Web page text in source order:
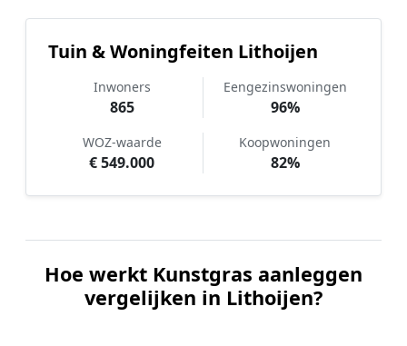
Tuin & Woningfeiten Lithoijen
Inwoners
865
Eengezinswoningen
96%
WOZ-waarde
€ 549.000
Koopwoningen
82%
Hoe werkt Kunstgras aanleggen
vergelijken in Lithoijen?